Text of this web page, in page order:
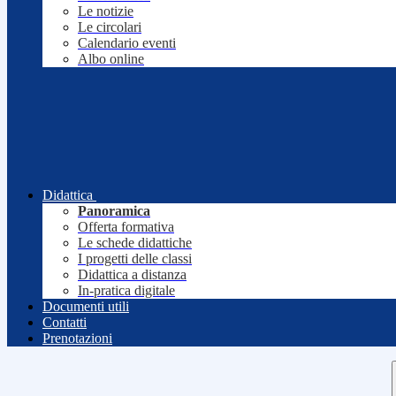
Le notizie
Le circolari
Calendario eventi
Albo online
Didattica
Panoramica
Offerta formativa
Le schede didattiche
I progetti delle classi
Didattica a distanza
In-pratica digitale
Documenti utili
Contatti
Prenotazioni